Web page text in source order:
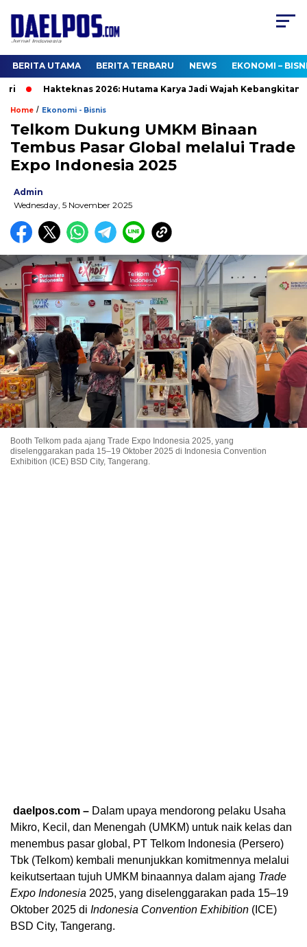
BERITA UTAMA BERITA TERBARU NEWS EKONOMI –
Hakteknas 2026: Hutama Karya Jadi Wajah Kebangkitan
Home / Ekonomi - Bisnis
Telkom Dukung UMKM Binaan
Tembus Pasar Global melalui Trade
Expo Indonesia 2025
Admin
Wednesday, 5 November 2025
Booth Telkom pada ajang Trade Expo Indonesia 2025, yang
diselenggarakan pada 15–19 Oktober 2025 di Indonesia Convention
Exhibition (ICE) BSD City, Tangerang.
daelpos.com – Dalam upaya mendorong pelaku Usaha
Mikro, Kecil, dan Menengah (UMKM) untuk naik kelas dan
menembus pasar global, PT Telkom Indonesia (Persero)
Tbk (Telkom) kembali menunjukkan komitmennya melalui
keikutsertaan tujuh UMKM binaannya dalam ajang Trade
Expo Indonesia 2025, yang diselenggarakan pada 15–19
Oktober 2025 di Indonesia Convention Exhibition (ICE)
BSD City, Tangerang.